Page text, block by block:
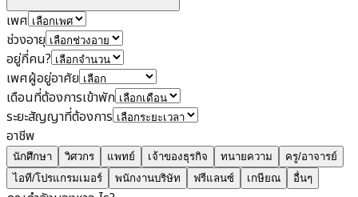
เพศ
ช่วงอายุ
อยู่กี่คน?
เพศผู้อยู่อาศัย
เดือนที่ต้องการเข้าพัก
ระยะสัญญาที่ต้องการ
อาชีพ
นักศึกษา วิศวกร แพทย์ เจ้าของธุรกิจ ทนายความ
ครู/อาจารย์
ไอที/โปรแกรมเมอร์
พนักงานบริษัท ฟรีแลนซ์ เกษียณ อื่นๆ